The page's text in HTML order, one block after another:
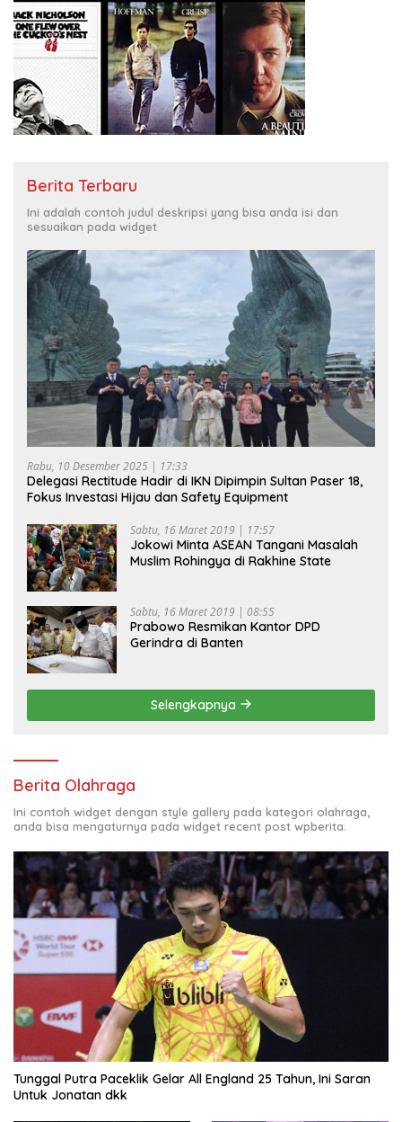
Berita Terbaru
Ini adalah contoh judul deskripsi yang bisa anda isi dan
sesuaikan pada widget
Rabu, 10 Desember 2025 | 17:33
Delegasi Rectitude Hadir di IKN Dipimpin Sultan Paser 18,
Fokus Investasi Hijau dan Safety Equipment
Sabtu, 16 Maret 2019 | 17:57
Jokowi Minta ASEAN Tangani Masalah
Muslim Rohingya di Rakhine State
Sabtu, 16 Maret 2019 | 08:55
Prabowo Resmikan Kantor DPD
Gerindra di Banten
Selengkapnya
Berita Olahraga
Ini contoh widget dengan style gallery pada kategori olahraga,
anda bisa mengaturnya pada widget recent post wpberita.
Tunggal Putra Paceklik Gelar All England 25 Tahun, Ini Saran
Untuk Jonatan dkk